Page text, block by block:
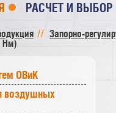
РАСЧЕТ И ВЫБОР
Запорно-
Нм)
ОВиК
воздушных